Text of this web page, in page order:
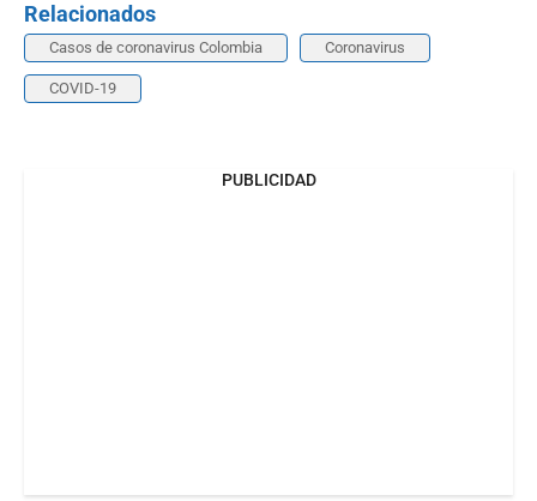
Relacionados
Casos de coronavirus Colombia Coronavirus
COVID-19
PUBLICIDAD